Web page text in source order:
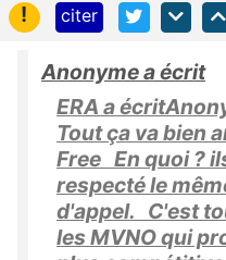
!
citer
Anonyme a écrit
ERA a
Tout ça va bien
Free En quoi ?
respecté le
d'appel. C'est
les MVNO qui